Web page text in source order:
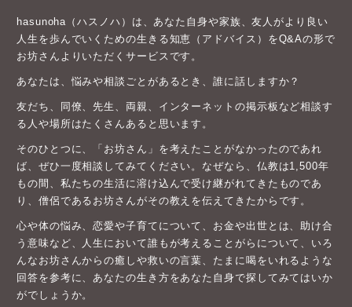
hasunoha（ハスノハ）は、あなた自身や家族、友人がより良い
人生を歩んでいくための生きる知恵（アドバイス）をQ&Aの形で
お坊さんよりいただくサービスです。
あなたは、悩みや相談ごとがあるとき、誰に話しますか？
友だち、同僚、先生、両親、インターネットの掲示板など相談す
る人や場所はたくさんあると思います。
そのひとつに、「お坊さん」を考えたことがなかったのであれ
ば、ぜひ一度相談してみてください。なぜなら、仏教は1,500年
もの間、私たちの生活に溶け込んで受け継がれてきたものであ
り、僧侶であるお坊さんがその教えを伝えてきたからです。
心や体の悩み、恋愛や子育てについて、お金や出世とは、助け合
う意味など、人生において誰もが考えることがらについて、いろ
んなお坊さんからの癒しや救いの言葉、たまに喝をいれるような
回答を参考に、あなたの生き方をあなた自身で探してみてはいか
がでしょうか。